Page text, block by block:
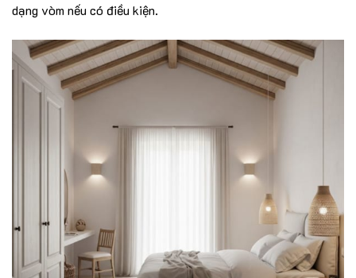
dạng vòm nếu có điều kiện.